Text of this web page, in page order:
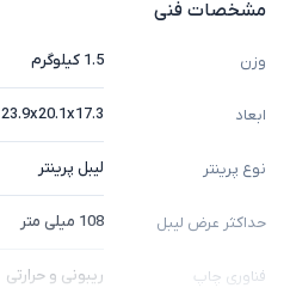
مشخصات فنی
وزن 1.5 کیلوگرم
ابعاد 23.9x20.1x17.3 سانتی متر
نوع پرینتر لیبل پرینتر
حداکثر عرض لیبل 108 میلی متر
فناوری چاپ ریبونی و حرارتی